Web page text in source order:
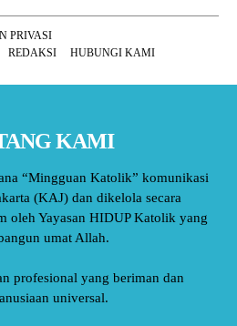
PRIVASI
REDAKSI HUBUNGI KAMI
KAMI
“Mingguan Katolik” komunikasi
(KAJ) dan dikelola secara
oleh Yayasan HIDUP Katolik yang
umat Allah.
profesional yang beriman dan
universal.